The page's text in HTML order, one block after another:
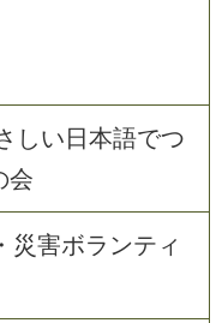
しい日本語でつ
会
災害ボランティ